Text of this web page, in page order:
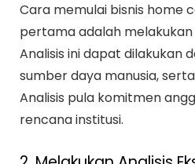
Cara memulai bisnis home
pertama adalah melakukan
Analisis ini dapat dilakukan
sumber daya manusia,
Analisis pula komitmen
rencana institusi.